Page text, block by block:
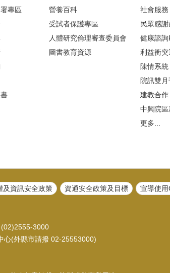
專區
營養百科
受試者保護專區
人體研究倫理審查委員會
圖書教育資源
社會服務
民眾感謝
健康諮詢
利益衝
陳情系統
院訊雙月
建教合作
中興院
更多...
及資訊安全政策 資通安全政策及目標 宣導使
3000
心(外縣市請撥 02-25553000)